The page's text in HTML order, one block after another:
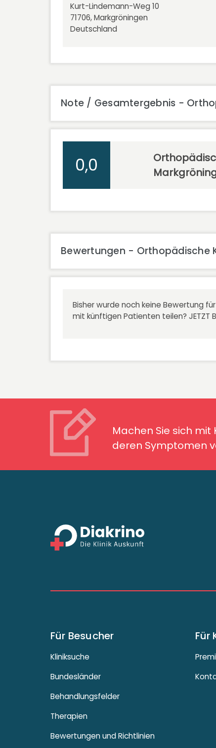
Kurt-Lindemann-Weg 10
71706, Markgröningen
Deutschland
Note / Gesamtergebnis -
0,0
Bewertungen - Orthopädische
Bisher wurde noch keine Bewertung
mit künftigen Patienten teilen? JETZT
Machen Sie sich mit
deren Symptomen
Machen Sie sich mit
Symptomen
Für Besucher
Kliniksuche
Bundesländer
Behandlungsfelder
Therapien
Bewertungen und Richtlinien
Für